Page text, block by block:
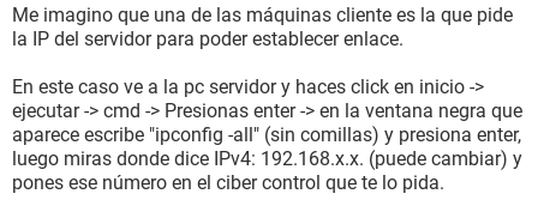
Me imagino que una de las máquinas cliente es la que pide
la IP del servidor para poder establecer enlace.
En este caso ve a la pc servidor y haces click en inicio ->
ejecutar -> cmd -> Presionas enter -> en la ventana negra que
aparece escribe "ipconfig -all" (sin comillas) y presiona enter,
luego miras donde dice IPv4: 192.168.x.x. (puede cambiar) y
pones ese número en el ciber control que te lo pida.